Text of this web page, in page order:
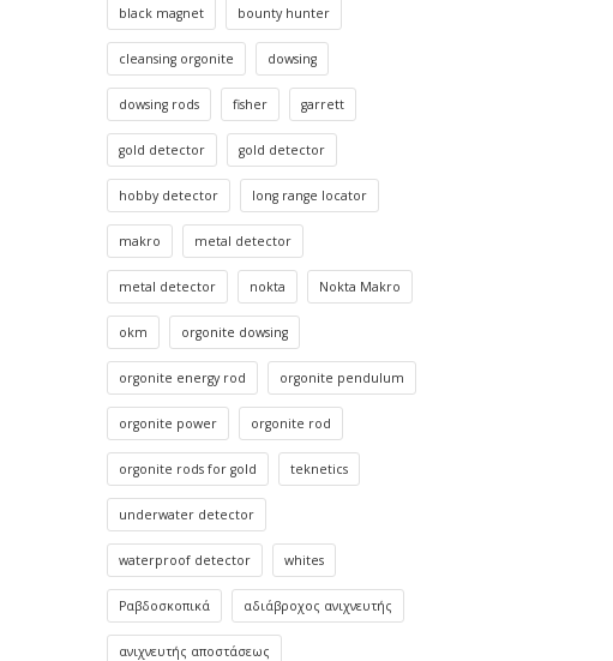
black magnet bounty hunter
cleansing orgonite dowsing
dowsing rods fisher garrett
gold detector gold detector
hobby detector long range locator
makro metal detector
metal detector nokta Nokta Makro
okm orgonite dowsing
orgonite energy rod orgonite pendulum
orgonite power orgonite rod
orgonite rods for gold teknetics
underwater detector
waterproof detector whites
Ραβδοσκοπικά αδιάβροχος ανιχνευτής
ανιχνευτής αποστάσεως